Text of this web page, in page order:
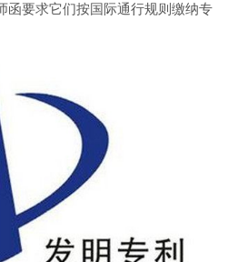
函要求它们按国际通行规则缴纳专